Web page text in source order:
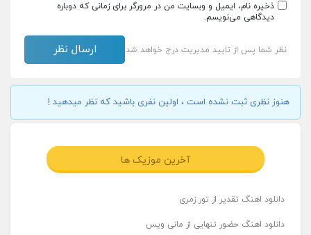
ذخیره نام، ایمیل و وبسایت من در مرورگر برای زمانی که دوباره
دیدگاهی می‌نویسم.
نظر شما پس از تایید مدیریت درج خواهد شد
هنوز نظری ثبت نشده است ، اولین نفری باشید که نظر میدهید !
آخرین موزیک ها
دانلود اهنگ تقدیر از تور زمری
دانلود اهنگ حضور تنهایی از مانی ویس